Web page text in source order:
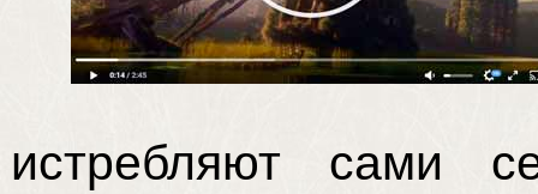
истребляют сами